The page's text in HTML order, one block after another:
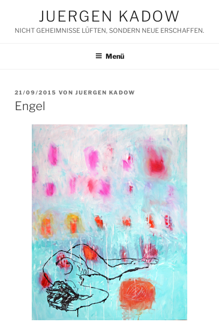
springen
JUERGEN KADOW
NICHT GEHEIMNISSE LÜFTEN, SONDERN NEUE ERSCHAFFEN.
Menü
VERÖFFENTLICHT
AM
21/09/2015 VON JUERGEN KADOW
Engel